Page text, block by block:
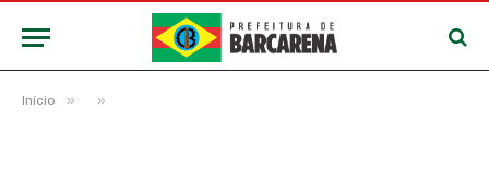
Início » »